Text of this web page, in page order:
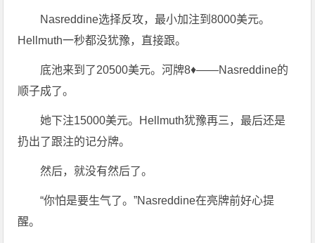
Nasreddine选择反攻，最小加注到8000美元。
Hellmuth一秒都没犹豫，直接跟。
底池来到了20500美元。河牌8♦——Nasreddine的
顺子成了。
她下注15000美元。Hellmuth犹豫再三，最后还是
扔出了跟注的记分牌。
然后，就没有然后了。
“你怕是要生气了。”Nasreddine在亮牌前好心提
醒。